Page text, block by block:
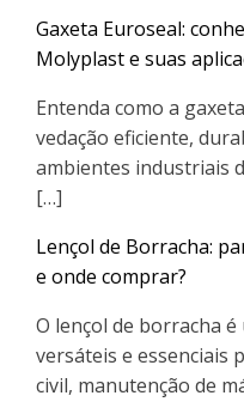
Gaxeta Euroseal:
Molyplast e suas
Entenda como a
vedação eficiente,
ambientes industriais
[…]
Lençol de Borracha:
e onde comprar?
O lençol de borracha
versáteis e essenciais
civil, manutenção de